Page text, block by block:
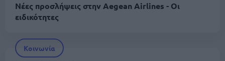
Νέες προσλήψεις στην Aegean Airlines - Οι
ειδικότητες
Κοινωνία